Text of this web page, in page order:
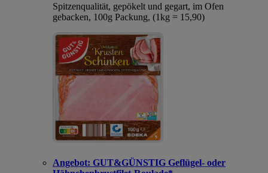
Spitzenqualität, gepökelt und gegart, im Ofen
gebacken, 100g Packung, (1kg = 15,90)
Angebot: GUT&GÜNSTIG Geflügel- oder